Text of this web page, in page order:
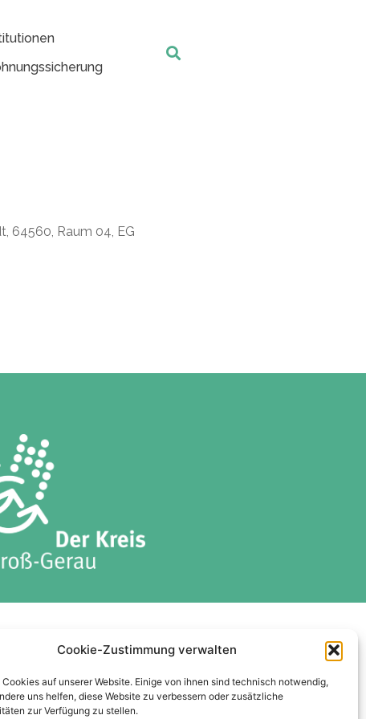
Cookie-Zustimmung verwalten
auf unserer Website. Einige von ihnen sind technisch notwendig,
uns helfen, diese Website zu verbessern oder zusätzliche
zur Verfügung zu stellen.
64560, Raum 04, EG